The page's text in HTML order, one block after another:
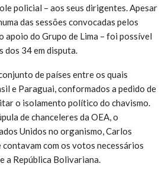
policial – aos seus dirigentes. Apesar
das sessões convocadas pelos
apoio do Grupo de Lima – foi possível
dos 34 em disputa.
de países entre os quais
e Paraguai, conformados a pedido de
o isolamento político do chavismo.
de chanceleres da OEA, o
Unidos no organismo, Carlos
com os votos necessários
a República Bolivariana.